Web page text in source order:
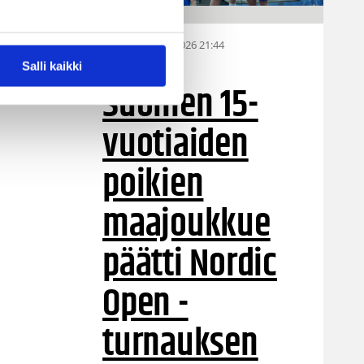
Salli kaikki
MU15 06.08.2026 21:44
Suomen 15-
vuotiaiden
poikien
maajoukkue
päätti Nordic
Open -
turnauksen